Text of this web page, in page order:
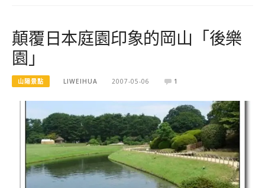
顛覆日本庭園印象的岡山「後樂
園」
山陽景點 LIWEIHUA 2007-05-06 1